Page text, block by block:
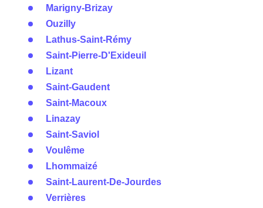
Marigny-Brizay
Ouzilly
Lathus-Saint-Rémy
Saint-Pierre-D'Exideuil
Lizant
Saint-Gaudent
Saint-Macoux
Linazay
Saint-Saviol
Voulême
Lhommaizé
Saint-Laurent-De-Jourdes
Verrières